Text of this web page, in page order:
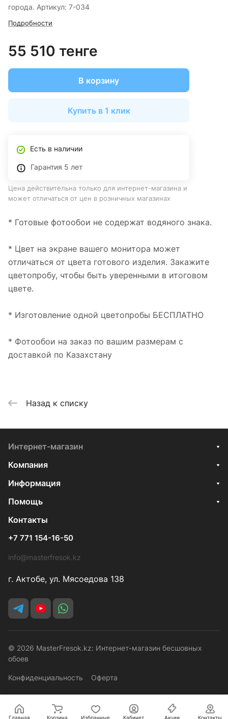
города. Артикул: 7-034
Подробности
55 510 тенге
В корзину
Купить в 1 клик
Есть в наличии
Гарантия 5 лет
Цена действительна только для интернет-магазина и
может отличаться от цен в розничных магазинах
* Готовые фотообои не содержат водяного знака.
* Цвет на экране вашего монитора может
отличаться от цвета готового изделия. Закажите
цветопробу, чтобы быть уверенными в итоговом
цвете.
* Изготовление одной цветопробы БЕСПЛАТНО
* Фотообои на заказ по вашим размерам с
доставкой по Казахстану
Назад к списку
Интернет-магазин
Компания
Информация
Помощь
Контакты
+7 771 154-16-50
info@masterfresok.kz
г. Актобе, ул. Мясоедова 138
© 2026 MasterFresok.kz: Интернет-магазин бесшовных
обоев
Конфиденциальность Оферта
Главная Корзина Избранные Кабинет Акции Контакты